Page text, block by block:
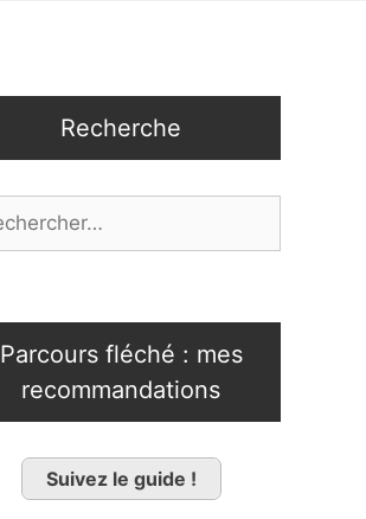
Recherche
Parcours fléché : mes
recommandations
Suivez le guide !